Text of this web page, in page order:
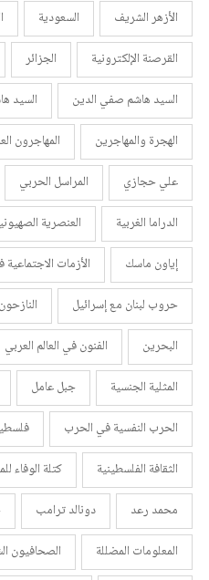
الأزهر الشريف
السعودية
القرصنة الإلكترونية
الجزائر
السيد هاشم صفي الدين
السيد
الهجرة والمهاجرين
المهاجرون
علي حجازي
المراسل الحربي
الدراما الغربية
العنصرية
إياون ماسك
الأزمات
حروب لبنان مع إسرائيل
البحرين
الفنون في العالم العربي
المثلية الجنسية
جبل عامل
الحرب النفسية في الحرب
الثقافة الفلسطينية
كتلة الوفاء
محمد رعد
دونالد ترامب
المعلومات المضللة
الصحافيون